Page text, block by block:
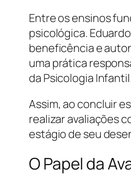
Entre os ensinos
psicológica.
beneficência e
uma prática
da Psicologia
Assim, ao concluir
realizar avaliações
estágio de seu
O Papel da